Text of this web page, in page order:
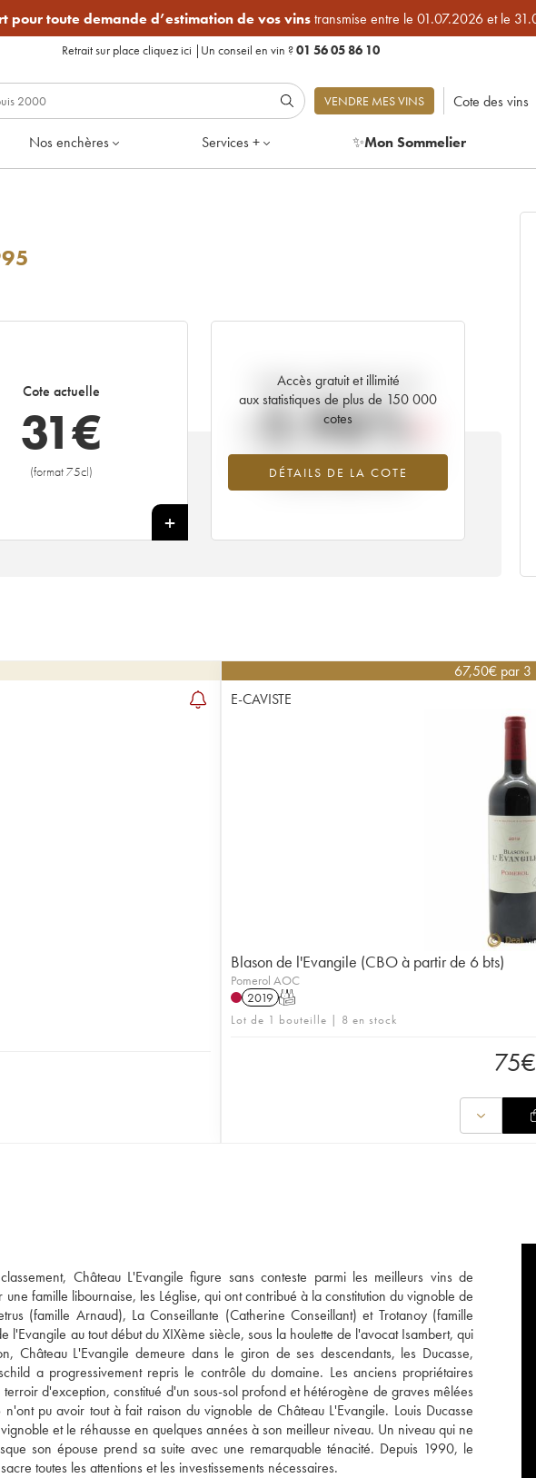
pour toute demande d’estimation de vos vinstransmise entre le 01.07.2026 et le
Retrait sur place cliquez ici | Un conseil en vin ?01 56 05 86 10
VENDRE MES VINS Cote des vins
Nos enchères Services + ✨Mon Sommelier
Cote actuelle
31€
(format 75cl)
+
Accès gratuit et illimité
aux statistiques de plus de 150 000
cotes
DÉTAILS DE LA COTE
Tendance actuelle de la cote
-2.96%
Tendance à la baisse du millésime 1995
en 2026 par rapport à 2025
67,50€ par
E-CAVISTE
Blason de l'Evangile (CBO à partir de 6 bts)
Pomerol AOC
2019 T
Lot de 1 bouteille | 8 en stock
75€
Château L'Evangile figure sans conteste parmi les meilleurs vins de
famille libournaise, les Léglise, qui ont contribué à la constitution du vignoble de
(famille Arnaud), La Conseillante (Catherine Conseillant) et Trotanoy (famille
au tout début du XIXème siècle, sous la houlette de l'avocat Isambert, qui
Château L'Evangile demeure dans le giron de ses descendants, les Ducasse,
a progressivement repris le contrôle du domaine. Les anciens propriétaires
d'exception, constitué d'un sous-sol profond et hétérogène de graves mêlées
pu avoir tout à fait raison du vignoble de Château L'Evangile. Louis Ducasse
et le réhausse en quelques années à son meilleur niveau. Un niveau qui ne
son épouse prend sa suite avec une remarquable ténacité. Depuis 1990, le
toutes les attentions et les investissements nécessaires.